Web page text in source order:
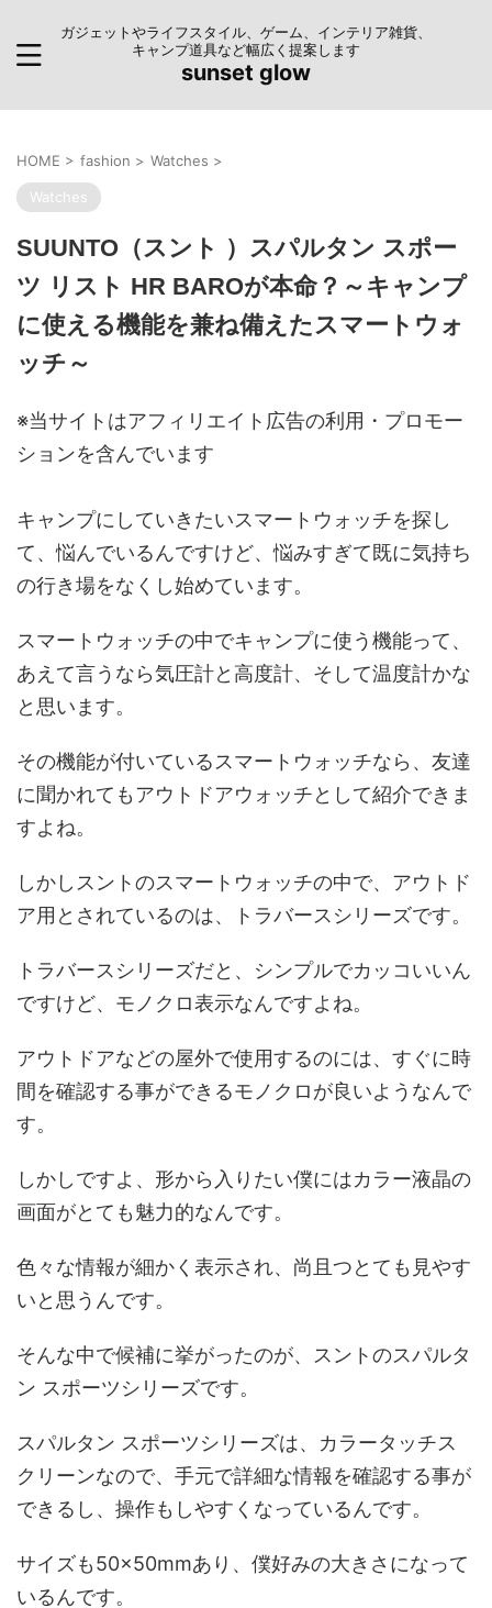
ガジェットやライフスタイル、ゲーム、インテリア雑貨、
キャンプ道具など幅広く提案します
sunset glow
HOME > fashion > Watches >
Watches
SUUNTO（スント ）スパルタン スポー
ツ リスト HR BAROが本命？～キャンプ
に使える機能を兼ね備えたスマートウォ
ッチ～
※当サイトはアフィリエイト広告の利用・プロモー
ションを含んでいます
キャンプにしていきたいスマートウォッチを探し
て、悩んでいるんですけど、悩みすぎて既に気持ち
の行き場をなくし始めています。
スマートウォッチの中でキャンプに使う機能って、
あえて言うなら気圧計と高度計、そして温度計かな
と思います。
その機能が付いているスマートウォッチなら、友達
に聞かれてもアウトドアウォッチとして紹介できま
すよね。
しかしスントのスマートウォッチの中で、アウトド
ア用とされているのは、トラバースシリーズです。
トラバースシリーズだと、シンプルでカッコいいん
ですけど、モノクロ表示なんですよね。
アウトドアなどの屋外で使用するのには、すぐに時
間を確認する事ができるモノクロが良いようなんで
す。
しかしですよ、形から入りたい僕にはカラー液晶の
画面がとても魅力的なんです。
色々な情報が細かく表示され、尚且つとても見やす
いと思うんです。
そんな中で候補に挙がったのが、スントのスパルタ
ン スポーツシリーズです。
スパルタン スポーツシリーズは、カラータッチス
クリーンなので、手元で詳細な情報を確認する事が
できるし、操作もしやすくなっているんです。
サイズも50×50mmあり、僕好みの大きさになって
いるんです。